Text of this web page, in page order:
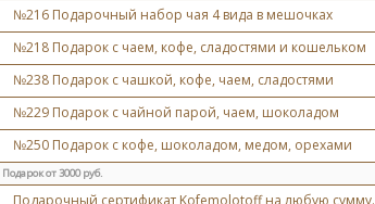
№216 Подарочный набор чая 4 вида в мешочках
№218 Подарок с чаем, кофе, сладостями и кошельком
№238 Подарок с чашкой, кофе, чаем, сладостями
№229 Подарок с чайной парой, чаем, шоколадом
№250 Подарок с кофе, шоколадом, медом, орехами
Подарок от 3000 руб.
Подарочный сертификат Kofemolotoff на любую сумму.